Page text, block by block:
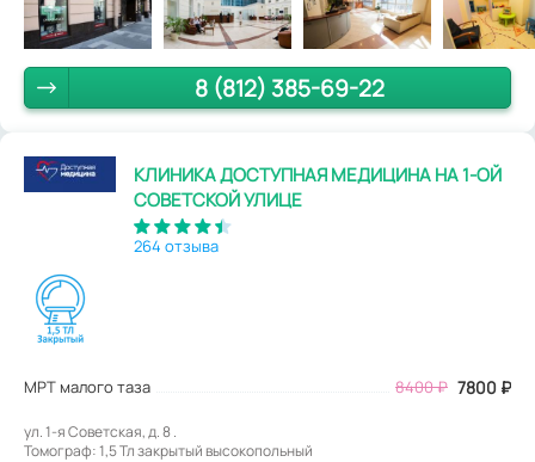
8 (812) 385-69-22
КЛИНИКА ДОСТУПНАЯ МЕДИЦИНА НА 1-ОЙ
СОВЕТСКОЙ УЛИЦЕ
264 отзыва
МРТ малого таза 8400₽ 7800 ₽
ул. 1-я Советская, д. 8 .
Томограф: 1,5 Тл закрытый высокопольный